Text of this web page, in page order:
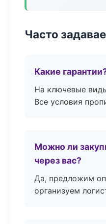
Часто
Какие
На ключевые
Все условия
Можно ли
через вас?
Да, предложим
организуем